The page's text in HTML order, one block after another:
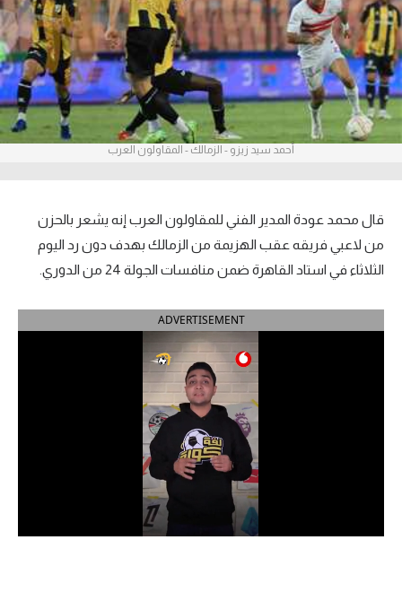
آراء حرة
ركن الألعاب
بطولات
أمريكا 2026
الدوري الإنجليزي الممتاز
الدوري الإسباني
الدوري السعودي للمحترفين
دوري أبطال إفريقيا
أحمد سيد زيزو - الزمالك - المقاولون العرب
قال محمد عودة المدير الفني للمقاولون العرب إنه يشعر بالحزن
من لاعبي فريقه عقب الهزيمة من الزمالك بهدف دون رد اليوم
الثلاثاء في استاد القاهرة ضمن منافسات الجولة 24 من الدوري.
ADVERTISEMENT